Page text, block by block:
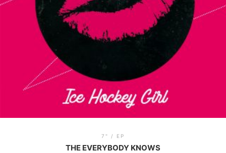
7" / EP
THE EVERYBODY KNOWS